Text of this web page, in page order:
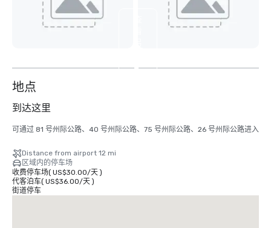
2
地点
到达这里
可通过 81 号州际公路、40 号州际公路、75 号州际公路、26 号州际公路进入
Distance from airport 12 mi
区域内的停车场
收费停车场( US$30.00/天)
代客泊车( US$36.00/天)
街道停车